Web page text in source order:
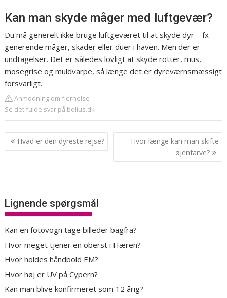
Kan man skyde måger med luftgevær?
Du må generelt ikke bruge luftgeværet til at skyde dyr – fx
generende måger, skader eller duer i haven. Men der er
undtagelser. Det er således lovligt at skyde rotter, mus,
mosegrise og muldvarpe, så længe det er dyreværnsmæssigt
forsvarligt.
Anmodning om fjernelse
Se det fulde svar på bolius.dk
Indlægsnavigation
Hvad er den dyreste rejse?
Hvor længe kan man skifte
øjenfarve?
Lignende spørgsmål
Kan en fotovogn tage billeder bagfra?
Hvor meget tjener en oberst i Hæren?
Hvor holdes håndbold EM?
Hvor høj er UV på Cypern?
Kan man blive konfirmeret som 12 årig?